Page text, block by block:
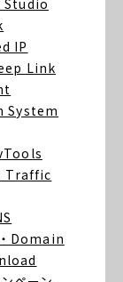
Studio
IP
Link
System
Traffic
・Domain